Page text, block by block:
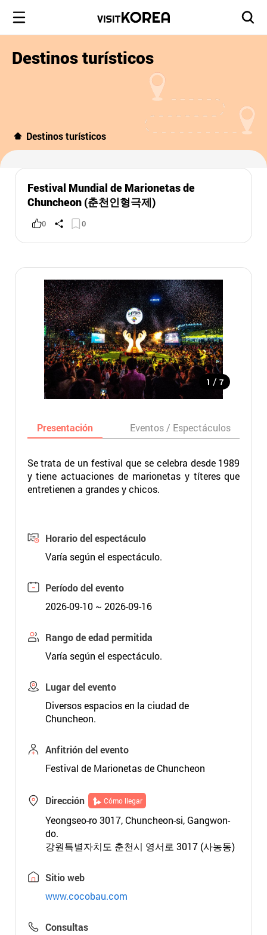
Destinos turísticos
Destinos turísticos
Festival Mundial de Marionetas de
Chuncheon (춘천인형극제)
0 0
1 / 7
Presentación Eventos / Espectáculos
Se trata de un festival que se celebra desde 1989
y tiene actuaciones de marionetas y títeres que
entretienen a grandes y chicos.
Horario del espectáculo
Varía según el espectáculo.
Período del evento
2026-09-10 ~ 2026-09-16
Rango de edad permitida
Varía según el espectáculo.
Lugar del evento
Diversos espacios en la ciudad de
Chuncheon.
Anfitrión del evento
Festival de Marionetas de Chuncheon
Dirección Cómo llegar
Yeongseo-ro 3017, Chuncheon-si, Gangwon-
do.
강원특별자치도 춘천시 영서로 3017 (사농동)
Sitio web
www.cocobau.com
Consultas